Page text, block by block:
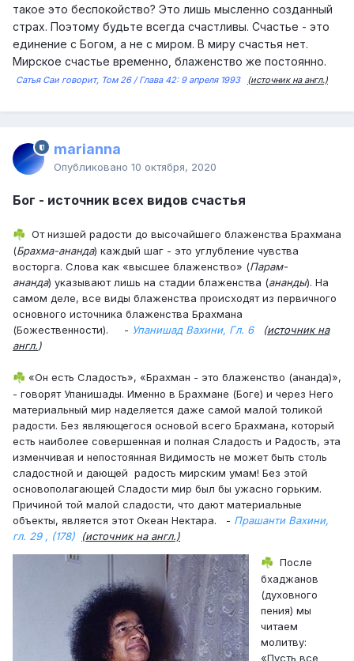
такое это беспокойство? Это лишь мысленно созданный
страх. Поэтому будьте всегда счастливы. Счастье - это
единение с Богом, а не с миром. В миру счастья нет.
Мирское счастье временно, блаженство же постоянно.
Сатья Саи говорит, Том 26 / Глава 42: 9 апреля 1993 (источник на англ.)
marianna
Опубликовано 10 октября, 2020
Бог - источник всех видов счастья
☘️ От низшей радости до высочайшего блаженства Брахмана
(Брахма-ананда) каждый шаг - это углубление чувства
восторга. Слова как «высшее блаженство» (Парам-
ананда) указывают лишь на стадии блаженства (ананды). На
самом деле, все виды блаженства происходят из первичного
основного источника блаженства Брахмана
(Божественности). - Упанишад Вахини, Гл. 6 (источник на
англ.)
☘️ «Он есть Сладость», «Брахман - это блаженство (ананда)»,
- говорят Упанишады. Именно в Брахмане (Боге) и через Него
материальный мир наделяется даже самой малой толикой
радости. Без являющегося основой всего Брахмана, который
есть наиболее совершенная и полная Сладость и Радость, эта
изменчивая и непостоянная Видимость не может быть столь
сладостной и дающей радость мирским умам! Без этой
основополагающей Сладости мир был бы ужасно горьким.
Причиной той малой сладости, что дают материальные
объекты, является этот Океан Нектара. - Прашанти Вахини,
гл. 29 , (178)
(источник на англ.)
☘️ После
бхаджанов
(духовного
пения) мы
читаем
молитву:
«Пусть все